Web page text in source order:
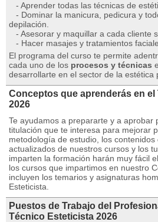
- Aprender todas las técnicas de
- Dominar la manicura, pedicura y
depilación.
- Asesorar y maquillar a cada cliente
- Hacer masajes y tratamientos
El programa del curso te permite
cada uno de los procesos y técnicas
desarrollarte en el sector de la estética
Conceptos que aprenderás en
2026
Te ayudamos a prepararte y a aprobar
titulación que te interesa para mejorar
metodología de estudio, los
actualizados de nuestros cursos y los
imparten la formación harán muy fácil
los cursos que impartimos en nuestro
incluyen los temarios y asignaturas
Esteticista.
Puestos de Trabajo del
Técnico Esteticista 2026